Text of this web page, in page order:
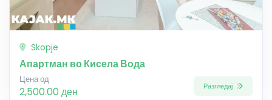
Skopje
Апартман во Кисела Вода
Цена од
2,500.00 ден Разгледај